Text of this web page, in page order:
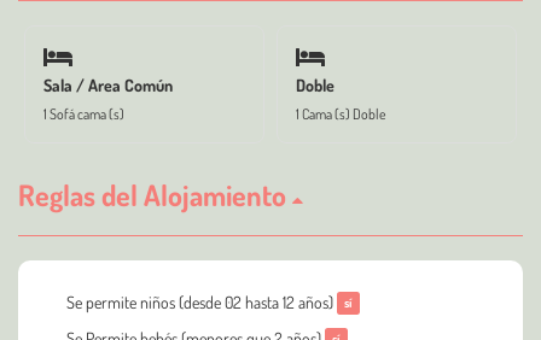
Sala / Area Común
1 Sofá cama (s)
Doble
1 Cama (s) Doble
Reglas del Alojamiento
Se permite niños (desde 02 hasta 12 años) sí